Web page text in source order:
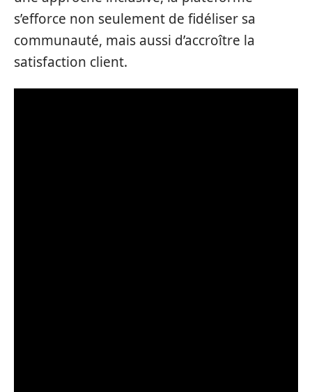
s’efforce non seulement de fidéliser sa
communauté, mais aussi d’accroître la
satisfaction client.